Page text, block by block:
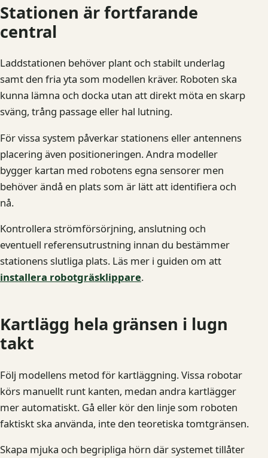
Stationen är fortfarande
central
Laddstationen behöver plant och stabilt underlag
samt den fria yta som modellen kräver. Roboten ska
kunna lämna och docka utan att direkt möta en skarp
sväng, trång passage eller hal lutning.
För vissa system påverkar stationens eller antennens
placering även positioneringen. Andra modeller
bygger kartan med robotens egna sensorer men
behöver ändå en plats som är lätt att identifiera och
nå.
Kontrollera strömförsörjning, anslutning och
eventuell referensutrustning innan du bestämmer
stationens slutliga plats. Läs mer i guiden om att
installera robotgräsklippare.
Kartlägg hela gränsen i lugn
takt
Följ modellens metod för kartläggning. Vissa robotar
körs manuellt runt kanten, medan andra kartlägger
mer automatiskt. Gå eller kör den linje som roboten
faktiskt ska använda, inte den teoretiska tomtgränsen.
Skapa mjuka och begripliga hörn där systemet tillåter